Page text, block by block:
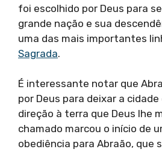
foi escolhido por Deus para
grande nação e sua
uma das mais importantes
Sagrada.
É interessante notar que
por Deus para deixar a cidade
direção à terra que Deus lhe
chamado marcou o início de
obediência para Abraão, que